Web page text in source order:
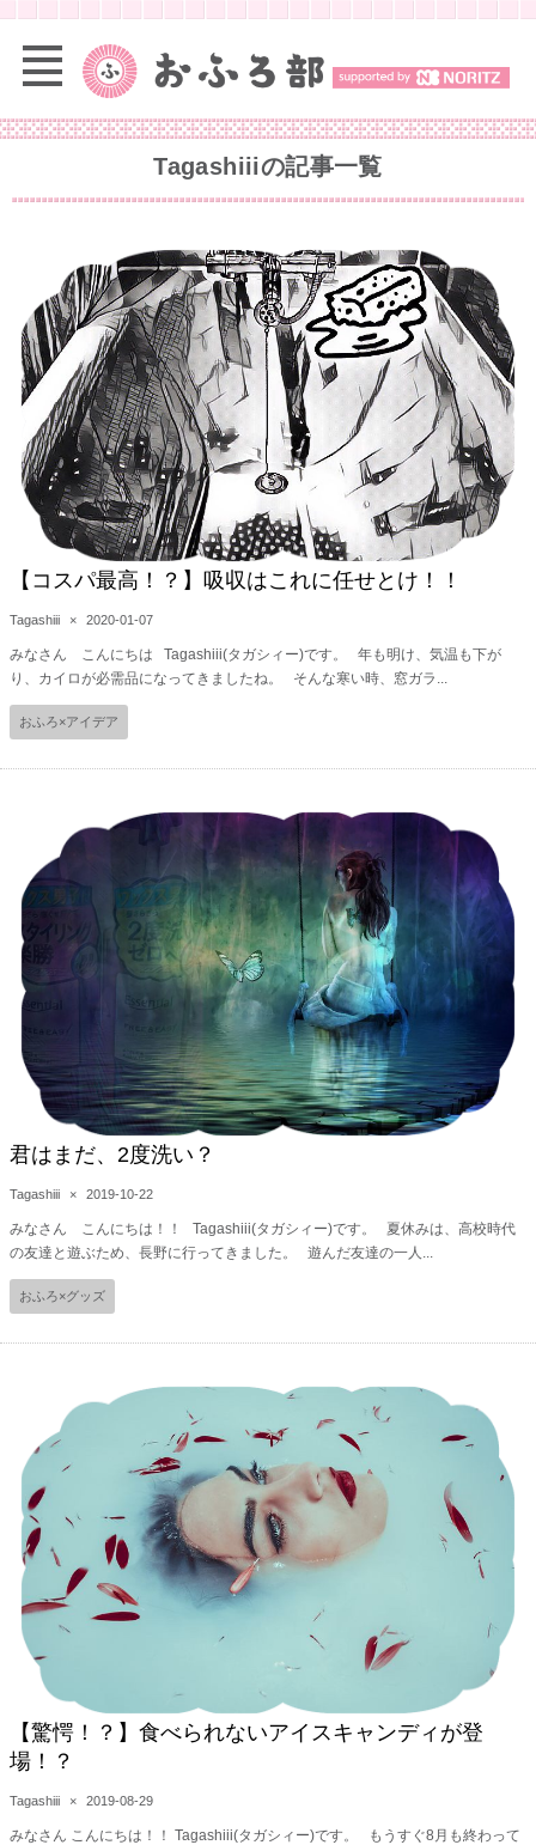
Tagashiiiの記事一覧
【コスパ最高！？】吸収はこれに任せとけ！！
Tagashiii × 2020-01-07
みなさん こんにちは Tagashiii(タガシィー)です。 年も明け、気温も下が
り、カイロが必需品になってきましたね。 そんな寒い時、窓ガラ...
おふろ×アイデア
君はまだ、2度洗い？
Tagashiii × 2019-10-22
みなさん こんにちは！！ Tagashiii(タガシィー)です。 夏休みは、高校時代
の友達と遊ぶため、長野に行ってきました。 遊んだ友達の一人...
おふろ×グッズ
【驚愕！？】食べられないアイスキャンディが登
場！？
Tagashiii × 2019-08-29
みなさん こんにちは！！ Tagashiii(タガシィー)です。 もうすぐ8月も終わって